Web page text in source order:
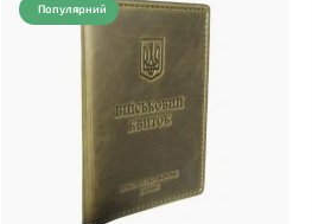
Популярний